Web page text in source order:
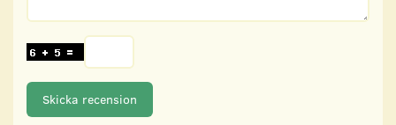
Skicka recension